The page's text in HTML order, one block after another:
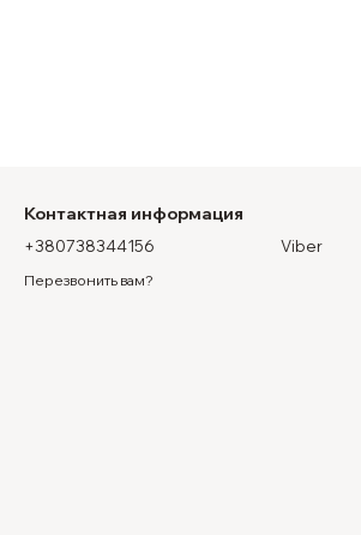
Контактная информация
+380738344156
Перезвонить вам?
Viber